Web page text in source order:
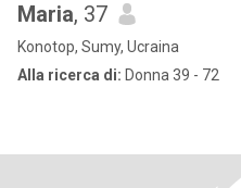
Maria, 37
Konotop, Sumy, Ucraina
Alla ricerca di: Donna 39 - 72